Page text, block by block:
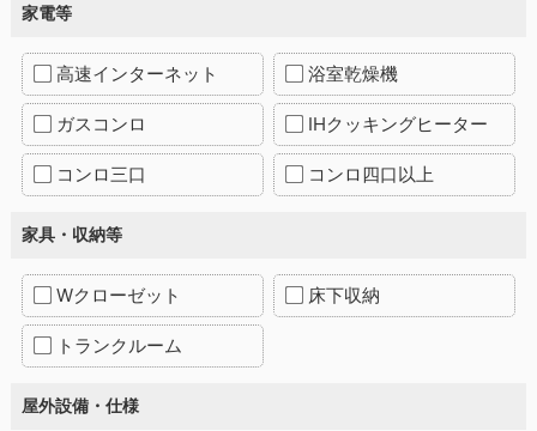
家電等
高速インターネット 浴室乾燥機
ガスコンロ IHクッキングヒーター
コンロ三口 コンロ四口以上
家具・収納等
Wクローゼット 床下収納
トランクルーム
屋外設備・仕様